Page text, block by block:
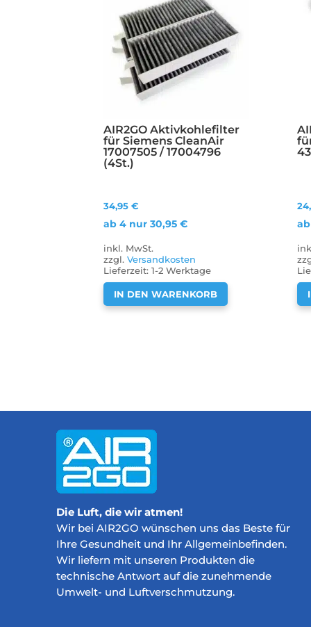
AIR2GO Aktivkohlefilter
für Siemens CleanAir
17007505 / 17004796
(4St.)
34,95€
ab 4 nur30,95€
inkl. MwSt.
zzgl.Versandkosten
Lieferzeit:1-2 Werktage
IN DEN WARENKORB
Die Luft, die wir atmen!
Wir bei AIR2GO wünschen uns das Beste für
Ihre Gesundheit und Ihr Allgemeinbefinden.
Wir liefern mit unseren Produkten die
technische Antwort auf die zunehmende
Umwelt- und Luftverschmutzung.